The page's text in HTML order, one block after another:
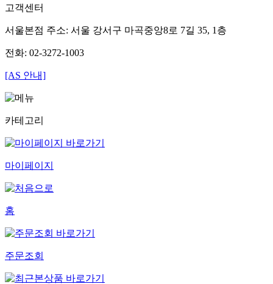
고객센터
서울본점 주소: 서울 강서구 마곡중앙8로 7길 35, 1층
전화: 02-3272-1003
[AS 안내]
카테고리
마이페이지
홈
주문조회